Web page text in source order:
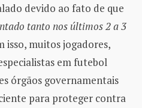
devido ao fato de que
tanto nos últimos 2 a 3
isso, muitos jogadores,
em futebol
órgãos governamentais
para proteger contra